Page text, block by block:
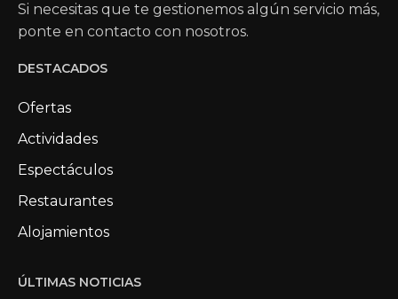
Si necesitas que te gestionemos algún servicio más,
ponte en contacto con nosotros.
DESTACADOS
Ofertas
Actividades
Espectáculos
Restaurantes
Alojamientos
ÚLTIMAS NOTICIAS